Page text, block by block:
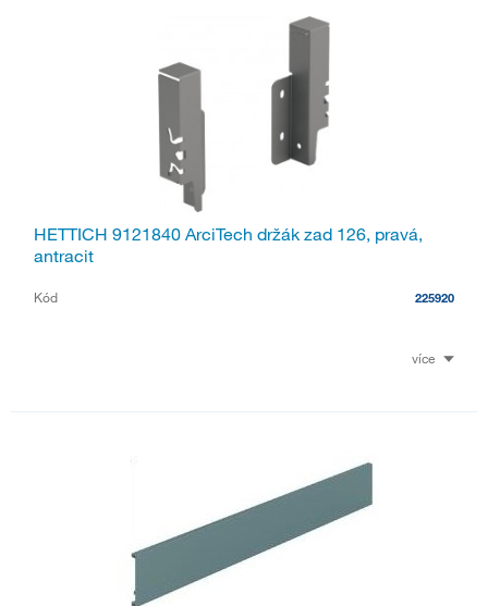
HETTICH 9121840 ArciTech držák zad 126, pravá,
antracit
Kód 225920
více